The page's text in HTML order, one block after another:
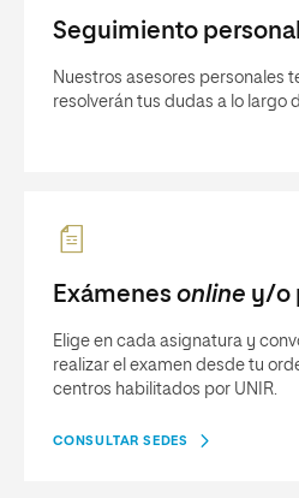
Seguimiento
Nuestros asesores personales
resolverán tus dudas a lo largo
Exámenes online y/o
Elige en cada asignatura y
realizar el examen desde tu
centros habilitados por UNIR.
CONSULTAR SEDES